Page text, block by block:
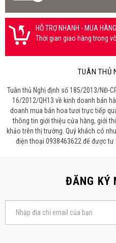
HỖ TRỢ NHANH - MUA
Thời gian giao hàng trong
TUÂN THỦ
Tuân thủ Nghị định số 185/2013/NĐ-
16/2012/QH13 về kinh doanh bán
doanh mua bán hoa tươi trực tiếp
thông tin giới thiệu cửa hàng, giới
khảo trên thị trường. Quý khách có
điện thoại 0938463622 để được
ĐĂNG KÝ